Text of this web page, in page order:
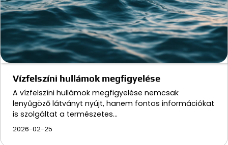
Vízfelszíni hullámok megfigyelése
A vízfelszíni hullámok megfigyelése nemcsak
lenyűgöző látványt nyújt, hanem fontos információkat
is szolgáltat a természetes…
2026-02-25